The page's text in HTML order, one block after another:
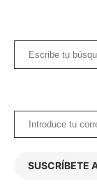
SUSCRÍBETE